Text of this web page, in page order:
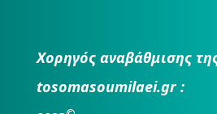
Χορηγός αναβάθμισης
tosomasoumilaei.gr :